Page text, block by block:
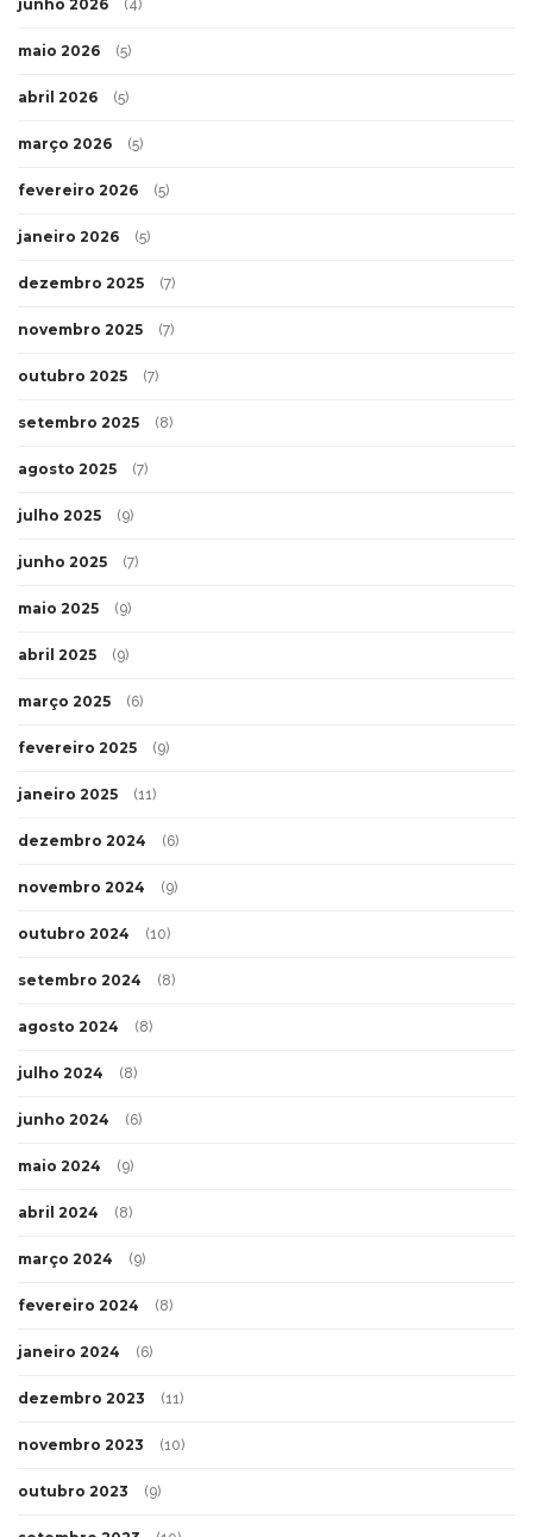
junho 2026 (4)
maio 2026 (5)
abril 2026 (5)
março 2026 (5)
fevereiro 2026 (5)
janeiro 2026 (5)
dezembro 2025 (7)
novembro 2025 (7)
outubro 2025 (7)
setembro 2025 (8)
agosto 2025 (7)
julho 2025 (9)
junho 2025 (7)
maio 2025 (9)
abril 2025 (9)
março 2025 (6)
fevereiro 2025 (9)
janeiro 2025 (11)
dezembro 2024 (6)
novembro 2024 (9)
outubro 2024 (10)
setembro 2024 (8)
agosto 2024 (8)
julho 2024 (8)
junho 2024 (6)
maio 2024 (9)
abril 2024 (8)
março 2024 (9)
fevereiro 2024 (8)
janeiro 2024 (6)
dezembro 2023 (11)
novembro 2023 (10)
outubro 2023 (9)